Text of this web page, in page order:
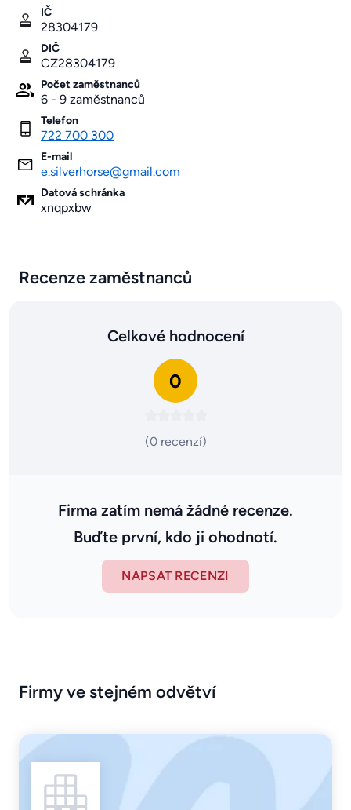
IČ
28304179
DIČ
CZ28304179
Počet zaměstnanců
6 - 9 zaměstnanců
Telefon
722 700 300
E-mail
e.silverhorse@gmail.com
Datová schránka
xnqpxbw
Recenze zaměstnanců
Celkové hodnocení
0
(0 recenzí)
Firma zatím nemá žádné recenze.
Buďte první, kdo ji ohodnotí.
NAPSAT RECENZI
Firmy ve stejném odvětví